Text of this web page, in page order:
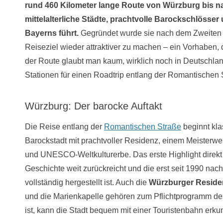
rund 460 Kilometer lange Route von Würzburg bis
mittelalterliche Städte, prachtvolle
Bayerns führt. Gegründet wurde sie nach dem
Reiseziel wieder attraktiver zu machen – ein
der Route glaubt man kaum, wirklich noch in
Stationen für einen Roadtrip entlang der
Würzburg: Der barocke Auftakt
Die Reise entlang der Romantischen Straße beginnt
Barockstadt mit prachtvoller Residenz, einem
und UNESCO-Weltkulturerbe. Das erste Highlight
Geschichte weit zurückreicht und die erst seit 1990
vollständig hergestellt ist. Auch die Würzburger
und die Marienkapelle gehören zum Pflichtprogramm
ist, kann die Stadt bequem mit einer Touristenbahn